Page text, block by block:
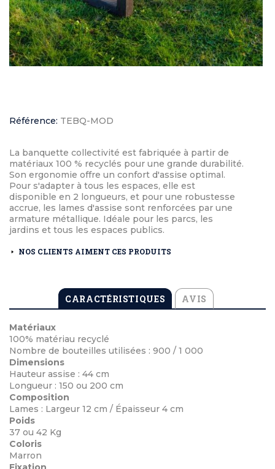
Référence: TEBQ-MOD
La banquette collectivité est fabriquée à partir de
matériaux 100 % recyclés pour une grande durabilité.
Son ergonomie offre un confort d'assise optimal.
Pour s'adapter à tous les espaces, elle est
disponible en 2 longueurs, et pour une robustesse
accrue, les lames d'assise sont renforcées par une
armature métallique. Idéale pour les parcs, les
jardins et tous les espaces publics.
NOS CLIENTS AIMENT CES PRODUITS
CARACTÉRISTIQUES AVIS
Matériaux
100% matériau recyclé
Nombre de bouteilles utilisées : 900 / 1 000
Dimensions
Hauteur assise : 44 cm
Longueur : 150 ou 200 cm
Composition
Lames : Largeur 12 cm / Épaisseur 4 cm
Poids
37 ou 42 Kg
Coloris
Marron